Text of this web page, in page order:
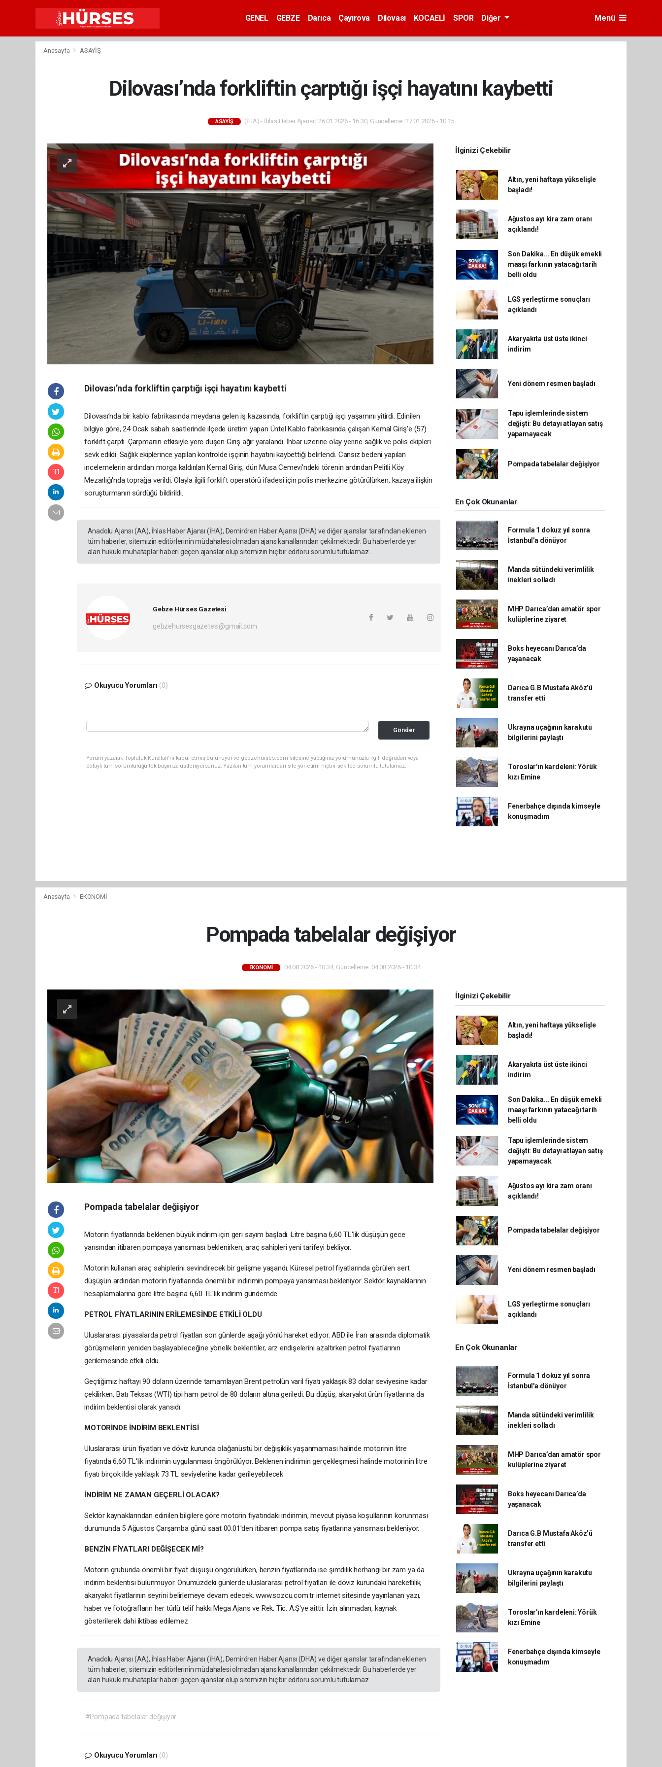
GENEL GEBZE Darıca Çayırova Dilovası KOCAELİ SPOR Diğer Menü
Anasayfa ASAYİŞ
Dilovası’nda forkliftin çarptığı işçi hayatını kaybetti
ASAYİŞ (İHA) - İhlas Haber Ajansı | 26.01.2026 - 16:30, Güncelleme: 27.01.2026 - 10:15
Dilovası’nda forkliftin çarptığı işçi hayatını kaybetti
Dilovası’nda bir kablo fabrikasında meydana gelen iş kazasında, forkliftin çarptığı işçi yaşamını yitirdi. Edinilen
bilgiye göre, 24 Ocak sabah saatlerinde ilçede üretim yapan Üntel Kablo fabrikasında çalışan Kemal Giriş'e (57)
forklift çarptı. Çarpmanın etkisiyle yere düşen Giriş ağır yaralandı. İhbar üzerine olay yerine sağlık ve polis ekipleri
sevk edildi. Sağlık ekiplerince yapılan kontrolde işçinin hayatını kaybettiği belirlendi. Cansız bedeni yapılan
incelemelerin ardından morga kaldırılan Kemal Giriş, dün Musa Cemevi'ndeki törenin ardından Pelitli Köy
Mezarlığı'nda toprağa verildi. Olayla ilgili forklift operatörü ifadesi için polis merkezine götürülürken, kazaya ilişkin
soruşturmanın sürdüğü bildirildi.
Anadolu Ajansı (AA), İhlas Haber Ajansı (İHA), Demirören Haber Ajansı (DHA) ve diğer ajanslar tarafından eklenen
tüm haberler, sitemizin editörlerinin müdahalesi olmadan ajans kanallarından çekilmektedir. Bu haberlerde yer
alan hukuki muhataplar haberi geçen ajanslar olup sitemizin hiç bir editörü sorumlu tutulamaz...
Gebze Hürses Gazetesi
gebzehursesgazetesi@gmail.com
Okuyucu Yorumları (0)
Gönder
Yorum yazarak Topluluk Kuralları’nı kabul etmiş bulunuyor ve gebzehurses.com sitesine yaptığınız yorumunuzla ilgili doğrudan veya
dolaylı tüm sorumluluğu tek başınıza üstleniyorsunuz. Yazılan tüm yorumlardan site yönetimi hiçbir şekilde sorumlu tutulamaz.
İlginizi Çekebilir
Altın, yeni haftaya yükselişle
başladı!
Ağustos ayı kira zam oranı
açıklandı!
Son Dakika... En düşük emekli
maaşı farkının yatacağı tarih
belli oldu
LGS yerleştirme sonuçları
açıklandı
Akaryakıta üst üste ikinci
indirim
Yeni dönem resmen başladı
Tapu işlemlerinde sistem
değişti: Bu detayı atlayan satış
yapamayacak
Pompada tabelalar değişiyor
En Çok Okunanlar
Formula 1 dokuz yıl sonra
İstanbul'a dönüyor
Manda sütündeki verimlilik
inekleri solladı
MHP Darıca’dan amatör spor
kulüplerine ziyaret
Boks heyecanı Darıca’da
yaşanacak
Darıca G.B Mustafa Aköz’ü
transfer etti
Ukrayna uçağının karakutu
bilgilerini paylaştı
Toroslar'ın kardeleni: Yörük
kızı Emine
Fenerbahçe dışında kimseyle
konuşmadım
Anasayfa EKONOMİ
Pompada tabelalar değişiyor
EKONOMİ 04.08.2026 - 10:34, Güncelleme: 04.08.2026 - 10:34
Pompada tabelalar değişiyor
Motorin fiyatlarında beklenen büyük indirim için geri sayım başladı. Litre başına 6,60 TL'lik düşüşün gece
yarısından itibaren pompaya yansıması beklenirken, araç sahipleri yeni tarifeyi bekliyor.
Motorin kullanan araç sahiplerini sevindirecek bir gelişme yaşandı. Küresel petrol fiyatlarında görülen sert
düşüşün ardından motorin fiyatlarında önemli bir indirimin pompaya yansıması bekleniyor. Sektör kaynaklarının
hesaplamalarına göre litre başına 6,60 TL'lik indirim gündemde.
PETROL FİYATLARININ ERİLEMESİNDE ETKİLİ OLDU
Uluslararası piyasalarda petrol fiyatları son günlerde aşağı yönlü hareket ediyor. ABD ile İran arasında diplomatik
görüşmelerin yeniden başlayabileceğine yönelik beklentiler, arz endişelerini azaltırken petrol fiyatlarının
gerilemesinde etkili oldu.
Geçtiğimiz haftayı 90 doların üzerinde tamamlayan Brent petrolün varil fiyatı yaklaşık 83 dolar seviyesine kadar
çekilirken, Batı Teksas (WTI) tipi ham petrol de 80 doların altına geriledi. Bu düşüş, akaryakıt ürün fiyatlarına da
indirim beklentisi olarak yansıdı.
MOTORİNDE İNDİRİM BEKLENTİSİ
Uluslararası ürün fiyatları ve döviz kurunda olağanüstü bir değişiklik yaşanmaması halinde motorinin litre
fiyatında 6,60 TL'lik indirimin uygulanması öngörülüyor. Beklenen indirimin gerçekleşmesi halinde motorinin litre
fiyatı birçok ilde yaklaşık 73 TL seviyelerine kadar gerileyebilecek
İNDİRİM NE ZAMAN GEÇERLİ OLACAK?
Sektör kaynaklarından edinilen bilgilere göre motorin fiyatındaki indirimin, mevcut piyasa koşullarının korunması
durumunda 5 Ağustos Çarşamba günü saat 00.01'den itibaren pompa satış fiyatlarına yansıması bekleniyor.
BENZİN FİYATLARI DEĞİŞECEK Mİ?
Motorin grubunda önemli bir fiyat düşüşü öngörülürken, benzin fiyatlarında ise şimdilik herhangi bir zam ya da
indirim beklentisi bulunmuyor. Önümüzdeki günlerde uluslararası petrol fiyatları ile döviz kurundaki hareketlilik,
akaryakıt fiyatlarının seyrini belirlemeye devam edecek. www.sozcu.com.tr internet sitesinde yayınlanan yazı,
haber ve fotoğrafların her türlü telif hakkı Mega Ajans ve Rek. Tic. A.Ş'ye aittir. İzin alınmadan, kaynak
gösterilerek dahi iktibas edilemez
Anadolu Ajansı (AA), İhlas Haber Ajansı (İHA), Demirören Haber Ajansı (DHA) ve diğer ajanslar tarafından eklenen
tüm haberler, sitemizin editörlerinin müdahalesi olmadan ajans kanallarından çekilmektedir. Bu haberlerde yer
alan hukuki muhataplar haberi geçen ajanslar olup sitemizin hiç bir editörü sorumlu tutulamaz...
#Pompada tabelalar değişiyor
Okuyucu Yorumları (0)
İlginizi Çekebilir
Altın, yeni haftaya yükselişle
başladı!
Akaryakıta üst üste ikinci
indirim
Son Dakika... En düşük emekli
maaşı farkının yatacağı tarih
belli oldu
Tapu işlemlerinde sistem
değişti: Bu detayı atlayan satış
yapamayacak
Ağustos ayı kira zam oranı
açıklandı!
Pompada tabelalar değişiyor
Yeni dönem resmen başladı
LGS yerleştirme sonuçları
açıklandı
En Çok Okunanlar
Formula 1 dokuz yıl sonra
İstanbul'a dönüyor
Manda sütündeki verimlilik
inekleri solladı
MHP Darıca’dan amatör spor
kulüplerine ziyaret
Boks heyecanı Darıca’da
yaşanacak
Darıca G.B Mustafa Aköz’ü
transfer etti
Ukrayna uçağının karakutu
bilgilerini paylaştı
Toroslar'ın kardeleni: Yörük
kızı Emine
Fenerbahçe dışında kimseyle
konuşmadım